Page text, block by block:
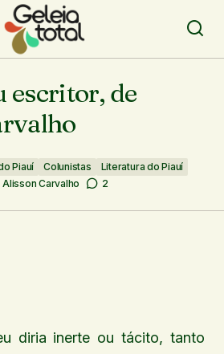
escritor, de
Piauí Colunistas
Literatura do Piauí
Alisson Carvalho 2
diria inerte ou tácito, tanto